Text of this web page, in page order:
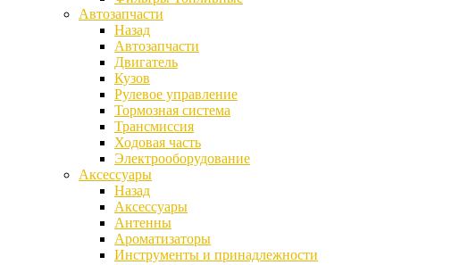
Автозапчасти
Назад
Автозапчасти
Двигатель
Кузов
Рулевое управление
Тормозная система
Трансмиссия
Ходовая часть
Электрооборудование
Аксессуары
Назад
Аксессуары
Антенны
Ароматизаторы
Инструменты и принадлежности